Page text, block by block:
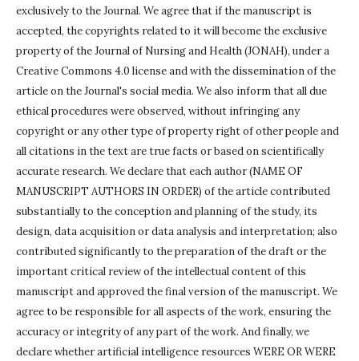
exclusively to the Journal. We agree that if the manuscript is
accepted, the copyrights related to it will become the exclusive
property of the Journal of Nursing and Health (JONAH), under a
Creative Commons 4.0 license and with the dissemination of the
article on the Journal's social media. We also inform that all due
ethical procedures were observed, without infringing any
copyright or any other type of property right of other people and
all citations in the text are true facts or based on scientifically
accurate research. We declare that each author (NAME OF
MANUSCRIPT AUTHORS IN ORDER) of the article contributed
substantially to the conception and planning of the study, its
design, data acquisition or data analysis and interpretation; also
contributed significantly to the preparation of the draft or the
important critical review of the intellectual content of this
manuscript and approved the final version of the manuscript. We
agree to be responsible for all aspects of the work, ensuring the
accuracy or integrity of any part of the work. And finally, we
declare whether artificial intelligence resources WERE OR WERE